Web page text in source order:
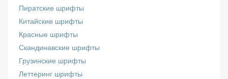
Пиратские шрифты
Китайские шрифты
Красные шрифты
Скандинавские шрифты
Грузинские шрифты
Леттеринг шрифты